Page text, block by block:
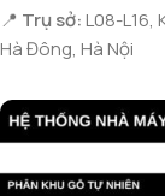
📍 Trụ sở:L08-L16,
Hà Đông, Hà Nội